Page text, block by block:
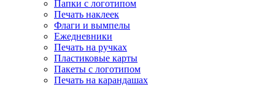
Папки с логотипом
Печать наклеек
Флаги и вымпелы
Ежедневники
Печать на ручках
Пластиковые карты
Пакеты с логотипом
Печать на карандашах